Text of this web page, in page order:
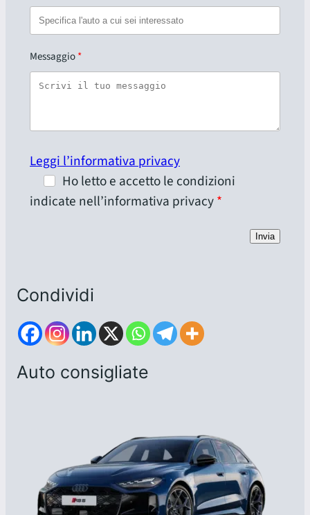
Messaggio
Leggi l’informativa privacy
Ho letto e accetto le condizioni
indicate nell’informativa privacy
Invia
Condividi
Auto consigliate